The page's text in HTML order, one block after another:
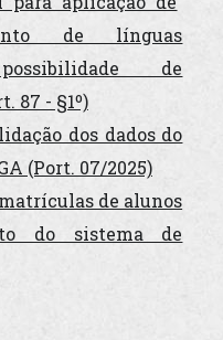
de línguas
de
87 - §1º)
dos dados do
(Port. 07/2025)
de alunos
do sistema de